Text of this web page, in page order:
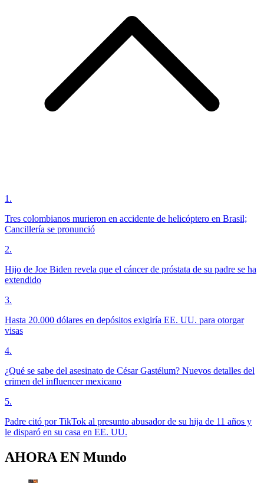
1 .
Tres colombianos murieron en accidente de helicóptero en Brasil;
Cancillería se pronunció
2.
Hijo de Joe Biden revela que el cáncer de próstata de su padre se ha
extendido
3.
Hasta 20.000 dólares en depósitos exigiría EE. UU. para otorgar
visas
4.
¿Qué se sabe del asesinato de César Gastélum? Nuevos detalles del
crimen del influencer mexicano
5.
Padre citó por TikTok al presunto abusador de su hija de 11 años y
le disparó en su casa en EE. UU.
AHORA EN Mundo